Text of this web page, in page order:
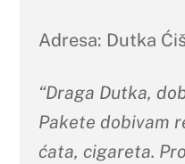
Adresa: Dutka
“Draga Dutka,
Pakete dobivam
ćata, cigareta.